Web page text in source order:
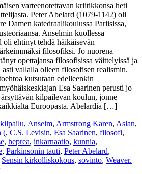
varteenotettavan kriitikkonsa heti
Peter Abelard (1079-1142) oli
Damen katedraalikoulussa Pariisissa,
Anselmin kuollessa
ehtinyt tehdä häikäisevän
filosofiksi. Jo nuorena
opettajansa filosofisissa väittelyissä ja
asti vallalla olleen filosofisen realismin.
kutsutaan edelleenkin
Esa Saarinen perusti jo
kilpailevan koulun, jonne
Euroopasta. Abelardia […]
, Anselm, Armstrong Karen, Aslan,
(, C.S. Levisin, Esa Saarinen, filosofi,
, heprea, inkarnaatio, kunnia,
, Parkinsonin tauti, Peter Abelard,
Sensin kirkolliskokous, sovinto, Weaver.